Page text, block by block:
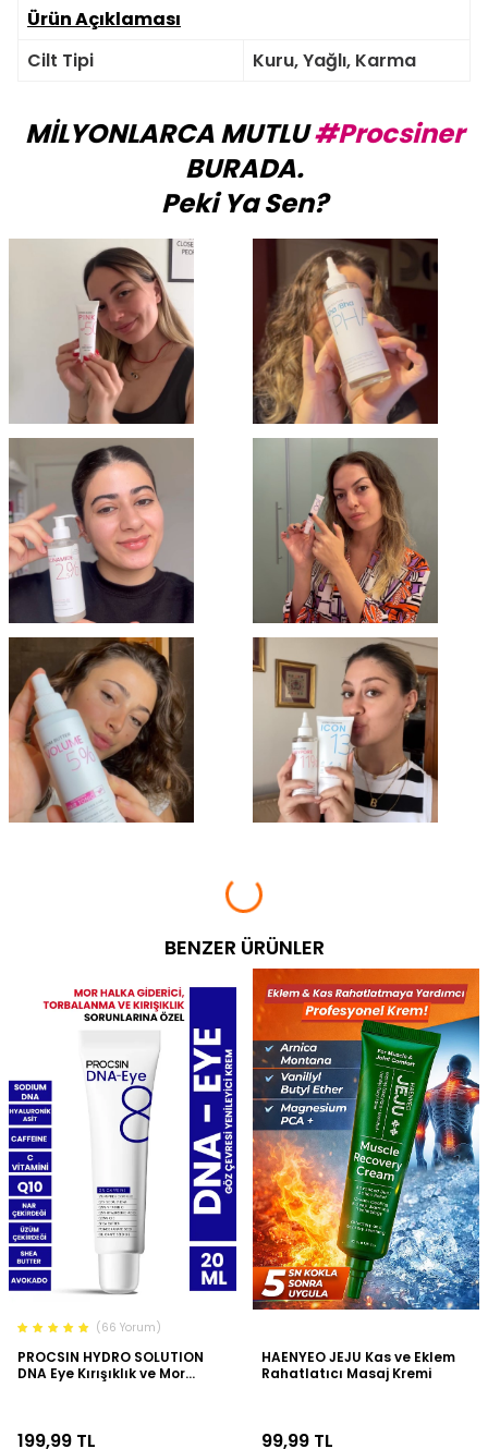
Ürün Açıklaması
Cilt Tipi
Kuru, Yağlı, Karma
MİLYONLARCA MUTLU#Procsiner
BURADA.
Peki Ya Sen?
BENZER ÜRÜNLER
(66 Yorum)
PROCSIN HYDRO SOLUTION
DNA Eye Kırışıklık ve Mor
199,99 TL
HAENYEO JEJU Kas ve Eklem
Rahatlatıcı Masaj Kremi
99,99TL